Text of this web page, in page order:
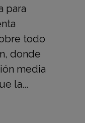
para
todo
donde
media
la...